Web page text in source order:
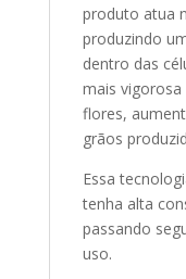
produto atua
produzindo
dentro das
mais
flores,
grãos
Essa
tenha alta
passando
uso.